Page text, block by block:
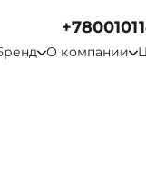
О компании